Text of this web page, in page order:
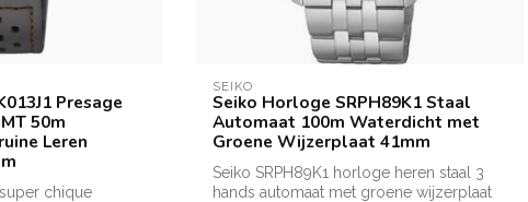
Presage
50m
Leren
super chique
SEIKO
Seiko Horloge SRPH89K1 Staal
Automaat 100m Waterdicht met
Groene Wijzerplaat 41mm
Seiko SRPH89K1 horloge heren staal 3
hands automaat met groene wijzerplaat